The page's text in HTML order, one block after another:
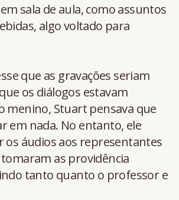
sala de aula, como assuntos
algo voltado para
que as gravações seriam
os diálogos estavam
menino, Stuart pensava que
em nada. No entanto, ele
os áudios aos representantes
as providência
tanto quanto o professor e